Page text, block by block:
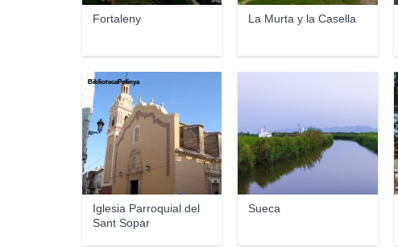
Fortaleny La Murta y la Casella
Iglesia Parroquial del
Sant Sopar
BibliotecaPolinya
Sueca